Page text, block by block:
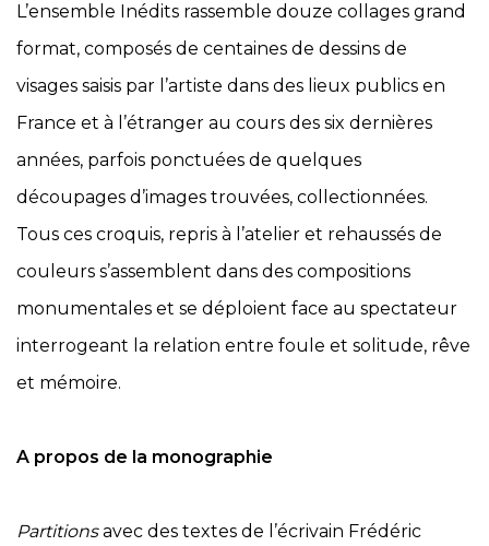
L’ensemble Inédits rassemble douze collages grand
format, composés de centaines de dessins de
visages saisis par l’artiste dans des lieux publics en
France et à l’étranger au cours des six dernières
années, parfois ponctuées de quelques
découpages d’images trouvées, collectionnées.
Tous ces croquis, repris à l’atelier et rehaussés de
couleurs s’assemblent dans des compositions
monumentales et se déploient face au spectateur
interrogeant la relation entre foule et solitude, rêve
et mémoire.
A propos de la monographie
Partitionsavec des textes de l’écrivain Frédéric